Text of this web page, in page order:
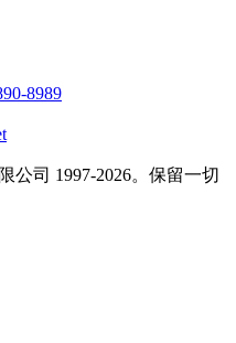
8989
公司 1997-2026。保留一切